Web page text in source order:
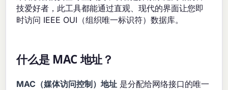
技爱好者，此工具都能通过直观、现代的界面让您即
时访问 IEEE OUI（组织唯一标识符）数据库。
什么是 MAC 地址？
MAC（媒体访问控制）地址 是分配给网络接口的唯一